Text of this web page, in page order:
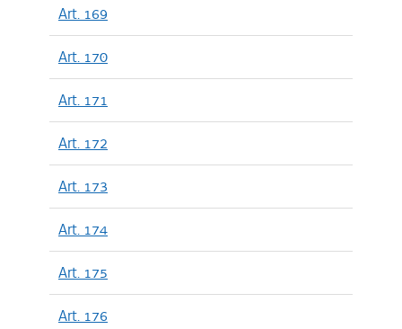
Art. 169
Art. 170
Art. 171
Art. 172
Art. 173
Art. 174
Art. 175
Art. 176